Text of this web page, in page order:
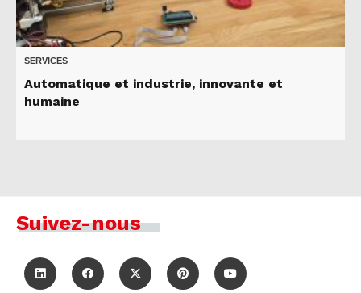
SERVICES
Automatique et industrie, innovante et
humaine
Suivez-nous